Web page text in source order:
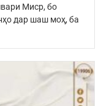
Миср, бо
дар шаш моҳ, ба